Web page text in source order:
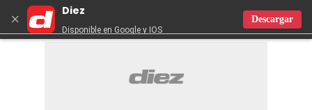
×
Diez
Disponible en Google y IOS
Descargar